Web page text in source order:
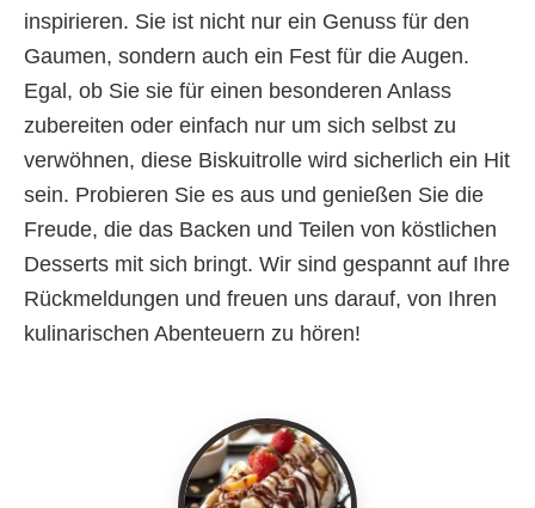
inspirieren. Sie ist nicht nur ein Genuss für den
Gaumen, sondern auch ein Fest für die Augen.
Egal, ob Sie sie für einen besonderen Anlass
zubereiten oder einfach nur um sich selbst zu
verwöhnen, diese Biskuitrolle wird sicherlich ein Hit
sein. Probieren Sie es aus und genießen Sie die
Freude, die das Backen und Teilen von köstlichen
Desserts mit sich bringt. Wir sind gespannt auf Ihre
Rückmeldungen und freuen uns darauf, von Ihren
kulinarischen Abenteuern zu hören!